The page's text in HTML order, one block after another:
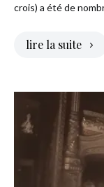
crois) a été de
lire la suite